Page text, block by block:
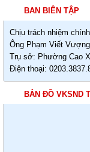
BAN BIÊN TẬP
Chịu trách nhiệm
Ông Phạm Viết
Trụ sở: Phường Cao
Điện thoại:
BẢN ĐỒ VKSND